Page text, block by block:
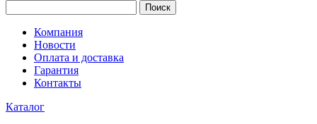
Поиск
Компания
Новости
Оплата и доставка
Гарантия
Контакты
Каталог